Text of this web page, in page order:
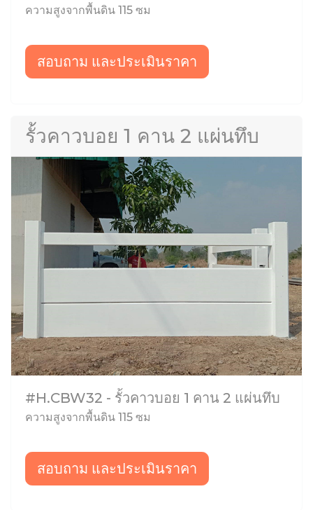
ความสูงจากพื้นดิน 115 ซม
สอบถาม และประเมินราคา
รั้วคาวบอย 1 คาน 2 แผ่นทึบ
#H.CBW32 - รั้วคาวบอย 1 คาน 2 แผ่นทึบ
ความสูงจากพื้นดิน 115 ซม
สอบถาม และประเมินราคา